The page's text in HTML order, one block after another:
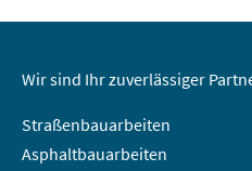
Wir sind Ihr zuverlässiger
Straßenbauarbeiten
Asphaltbauarbeiten